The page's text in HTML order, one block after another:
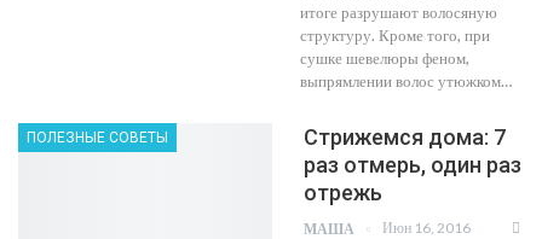
итоге разрушают волосяную
структуру. Кроме того, при
сушке шевелюры феном,
выпрямлении волос утюжком…
ПОЛЕЗНЫЕ СОВЕТЫ
Стрижемся дома: 7
раз отмерь, один раз
отрежь
МАША Июн 16, 2016